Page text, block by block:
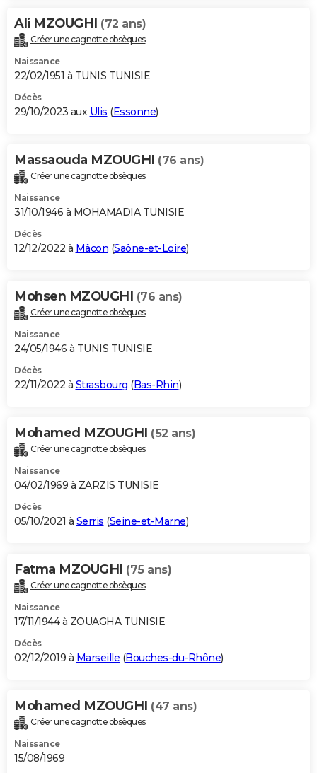
Ali MZOUGHI (72 ans)
Créer une cagnotte obsèques
Naissance
22/02/1951 à TUNIS TUNISIE
Décès
29/10/2023 aux Ulis (Essonne)
Massaouda MZOUGHI (76 ans)
Créer une cagnotte obsèques
Naissance
31/10/1946 à MOHAMADIA TUNISIE
Décès
12/12/2022 à Mâcon (Saône-et-Loire)
Mohsen MZOUGHI (76 ans)
Créer une cagnotte obsèques
Naissance
24/05/1946 à TUNIS TUNISIE
Décès
22/11/2022 à Strasbourg (Bas-Rhin)
Mohamed MZOUGHI (52 ans)
Créer une cagnotte obsèques
Naissance
04/02/1969 à ZARZIS TUNISIE
Décès
05/10/2021 à Serris (Seine-et-Marne)
Fatma MZOUGHI (75 ans)
Créer une cagnotte obsèques
Naissance
17/11/1944 à ZOUAGHA TUNISIE
Décès
02/12/2019 à Marseille (Bouches-du-Rhône)
Mohamed MZOUGHI (47 ans)
Créer une cagnotte obsèques
Naissance
15/08/1969